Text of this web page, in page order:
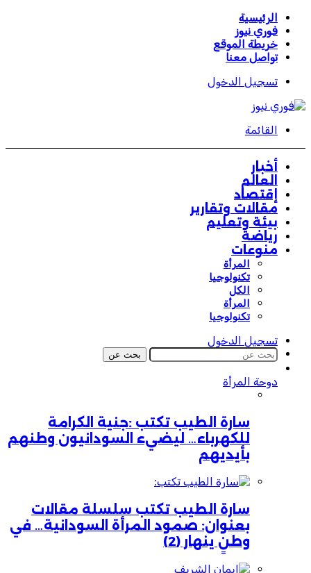
الرئيسية
فوري نيوز
خريطة الموقع
تواصل معنا
تسجيل الدخول
القائمة
أخبار
العالم
إقتصاد
مقالات وتقارير
بيئة وتعليم
رياضة
منوعات
المرأة
تكنولوجيا
الكل
المرأة
تكنولوجيا
تسجيل الدخول
بحث عن
دوحة المرأة
سارة الطيب تكتب :جنية الكرامة
للكهرباء… ليضيء السودانيون وطنهم
بأيديهم
سارة الطيب تكتب سلسلة مقالات
بعنوان: صمود المرأة السودانية… في
وطنٍ ينهار (2)